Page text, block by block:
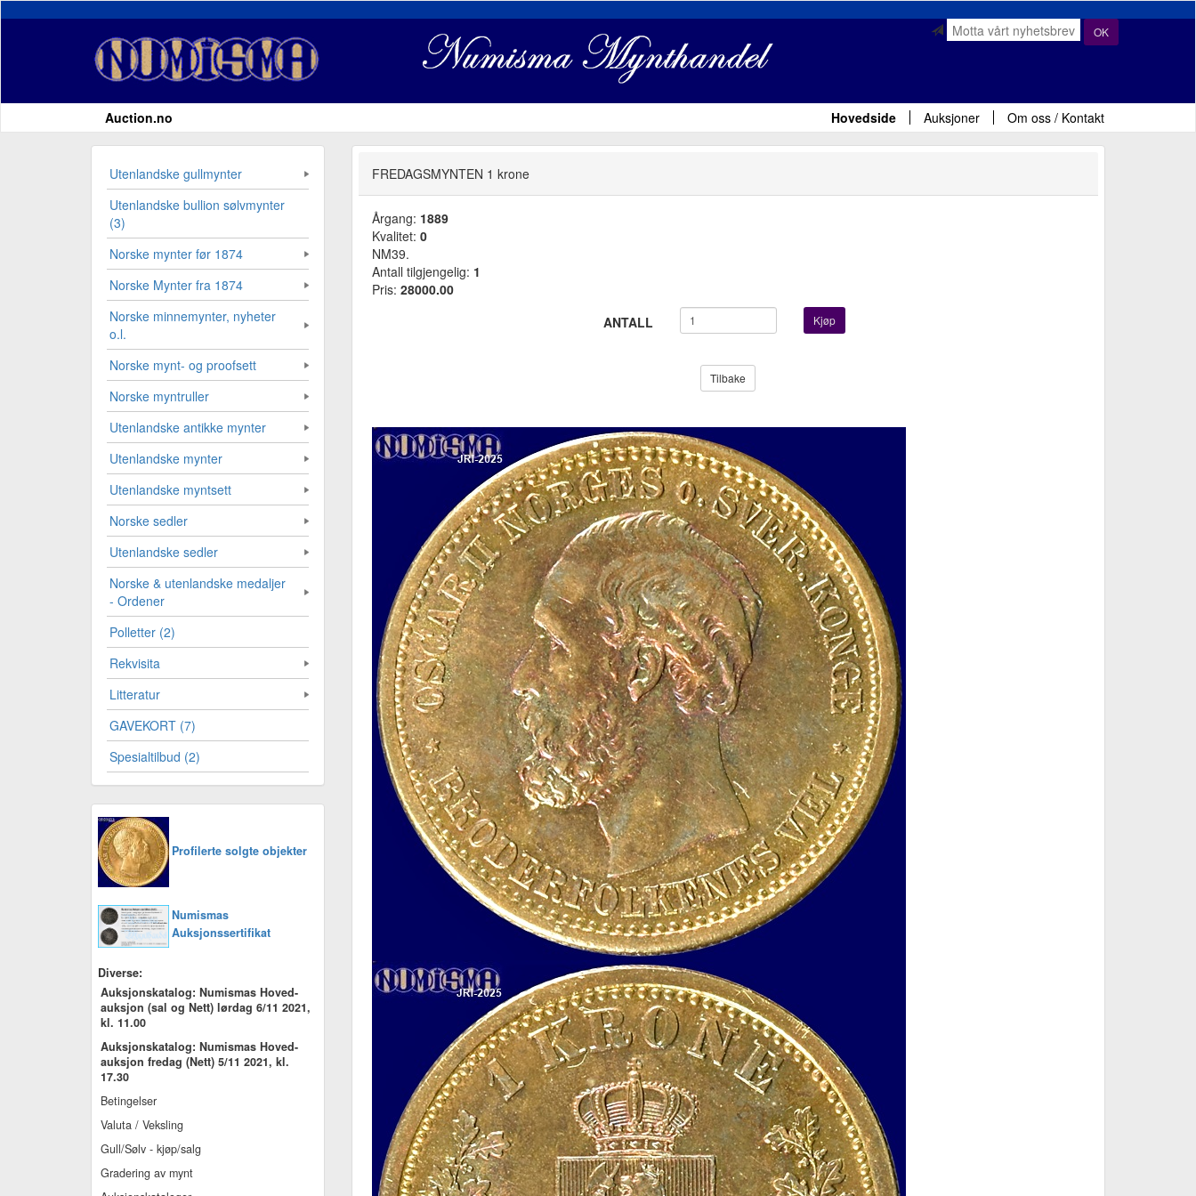
OK
Auction.no Hovedside Auksjoner Om oss / Kontakt
Utenlandske gullmynter
Utenlandske bullion sølvmynter
(3)
Norske mynter før 1874
Norske Mynter fra 1874
Norske minnemynter, nyheter
o.l.
Norske mynt- og proofsett
Norske myntruller
Utenlandske antikke mynter
Utenlandske mynter
Utenlandske myntsett
Norske sedler
Utenlandske sedler
Norske & utenlandske medaljer
- Ordener
Polletter (2)
Rekvisita
Litteratur
GAVEKORT (7)
Spesialtilbud (2)
Profilerte solgte objekter
Numismas
Auksjonssertifikat
Diverse:
Auksjonskatalog: Numismas Hoved-
auksjon (sal og Nett) lørdag 6/11 2021,
kl. 11.00
Auksjonskatalog: Numismas Hoved-
auksjon fredag (Nett) 5/11 2021, kl.
17.30
Betingelser
Valuta / Veksling
Gull/Sølv - kjøp/salg
Gradering av mynt
FREDAGSMYNTEN 1 krone
Årgang: 1889
Kvalitet: 0
NM39.
Antall tilgjengelig: 1
Pris: 28000.00
ANTALL
Kjøp
Tilbake